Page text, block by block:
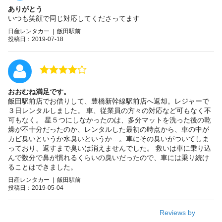
ありがとう
いつも笑顔で同じ対応してくださってます
日産レンタカー | 飯田駅前
投稿日：2019-07-18
おおむね満足です。
飯田駅前店でお借りして、豊橋新幹線駅前店へ返却。レジャーで
３日レンタルしました。 車、従業員の方々の対応など可もなく不
可もなく。 星５つにしなかったのは、多分マットを洗った後の乾
燥が不十分だったのか、レンタルした最初の時点から、車の中が
カビ臭いというか水臭いというか…。車にその臭いがついてしま
っており、返すまで臭いは消えませんでした。 救いは車に乗り込
んで数分で鼻が慣れるくらいの臭いだったので、車には乗り続け
ることはできました。
日産レンタカー | 飯田駅前
投稿日：2019-05-04
Reviews by